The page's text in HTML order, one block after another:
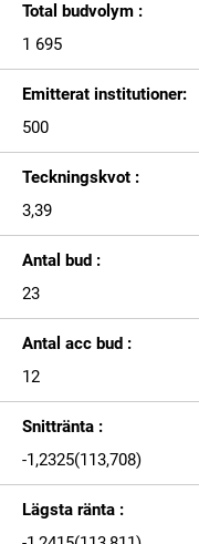
Total budvolym :
1 695
Emitterat institutioner:
500
Teckningskvot :
3,39
Antal bud :
23
Antal acc bud :
12
Snittränta :
-1,2325(113,708)
Lägsta ränta :